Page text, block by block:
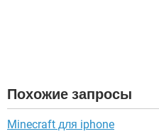
Похожие запросы
Minecraft для iphone